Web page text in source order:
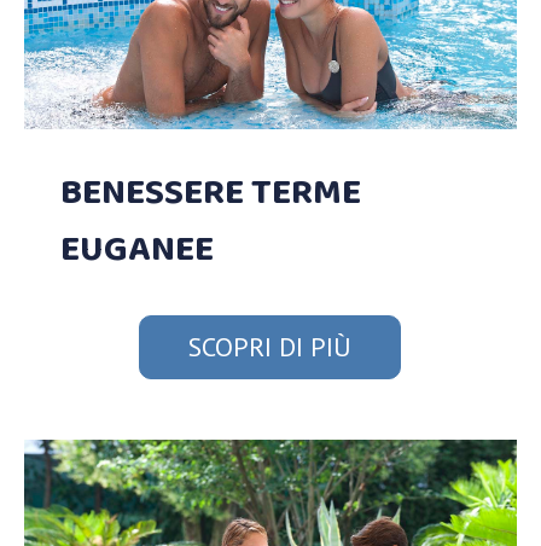
BENESSERE TERME
EUGANEE
SCOPRI DI PIÙ